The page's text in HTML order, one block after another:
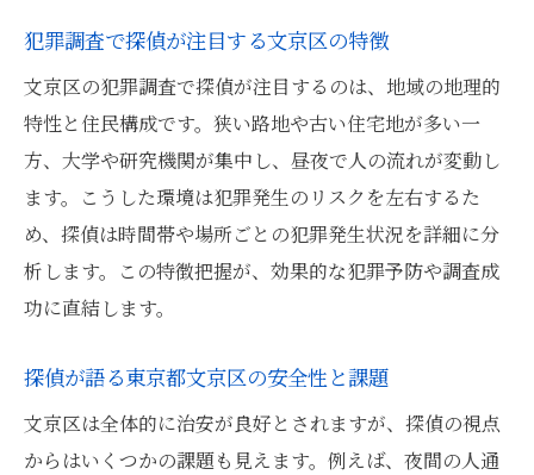
東京都文京区で探偵が勧める安全対策
探偵経験から学ぶ防犯意識の高め方
文京区の防犯体制を犯罪調査で評価
文京区で探偵が注目する犯罪の特徴とは
探偵が明かす文京区の犯罪パターン
犯罪調査で発見した文京区独自の傾向
探偵が注目する新たな犯罪の動向
文京区の犯罪特徴を探偵の視点で紹介
犯罪調査で探偵が注目する文京区の特徴
文京区の犯罪調査で探偵が注目するのは、地域の地理的
特性と住民構成です。狭い路地や古い住宅地が多い一
方、大学や研究機関が集中し、昼夜で人の流れが変動し
ます。こうした環境は犯罪発生のリスクを左右するた
め、探偵は時間帯や場所ごとの犯罪発生状況を詳細に分
析します。この特徴把握が、効果的な犯罪予防や調査成
功に直結します。
探偵が語る東京都文京区の安全性と課題
文京区は全体的に治安が良好とされますが、探偵の視点
からはいくつかの課題も見えます。例えば、夜間の人通